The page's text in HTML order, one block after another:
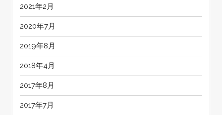
2021年2月
2020年7月
2019年8月
2018年4月
2017年8月
2017年7月